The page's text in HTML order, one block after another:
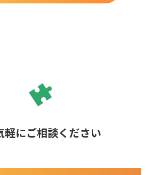
軽にご相談ください